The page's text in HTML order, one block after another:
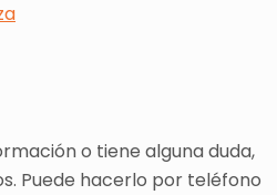
o tiene alguna duda,
Puede hacerlo por teléfono